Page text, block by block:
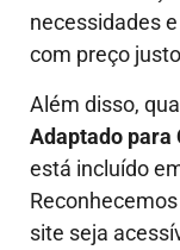
necessidades
com preço
Além disso,
Adaptado para
está incluído
site seja